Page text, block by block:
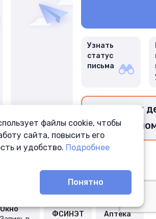
Узнать
статус
письма
Перевести
Окно
ФСИНЭТ Аптека
файлы cookie, чтобы
сайта, повысить его
и удобство. Подробнее
Понятно